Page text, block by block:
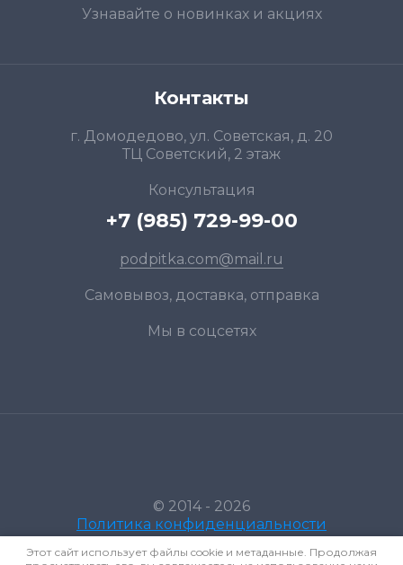
Узнавайте о новинках и акциях
Контакты
г. Домодедово, ул. Советская, д. 20
ТЦ Советский, 2 этаж
Консультация
+7 (985) 729-99-00
podpitka.com@mail.ru
Самовывоз, доставка, отправка
Мы в соцсетях
© 2014 - 2026
Политика конфиденциальности
Этот сайт использует файлы cookie и метаданные. Продолжая